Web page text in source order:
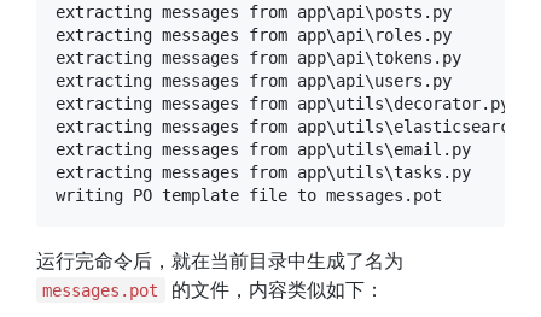
extracting messages from app\api\posts.py
extracting messages from app\api\roles.py
extracting messages from app\api\tokens.py
extracting messages from app\api\users.py
extracting messages from app\utils\decorator.py
extracting messages from
extracting messages from app\utils\email.py
extracting messages from app\utils\tasks.py
运行完命令后，就在当前目录中生成了名为
messages.pot 的文件，内容类似如下：